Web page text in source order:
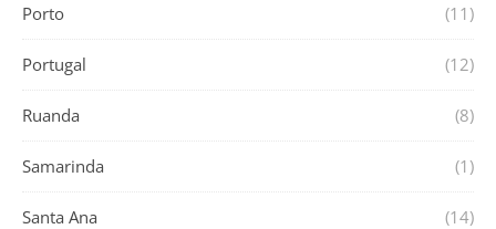
Porto (11)
Portugal (12)
Ruanda (8)
Samarinda (1)
Santa Ana (14)